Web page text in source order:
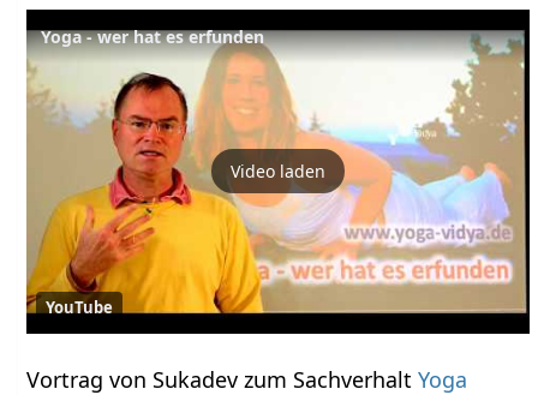
Yoga - wer hat es erfunden
Video laden
YouTube
Vortrag von Sukadev zum SachverhaltYoga